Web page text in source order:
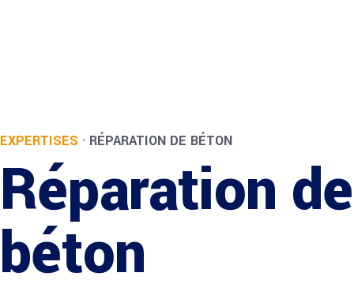
EXPERTISES · RÉPARATION DE BÉTON
Réparation de
béton